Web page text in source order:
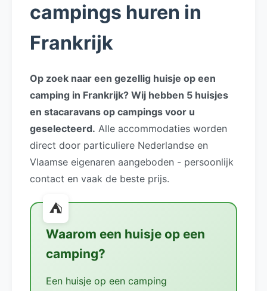
campings huren in
Frankrijk
Op zoek naar een gezellig huisje op een
camping in Frankrijk? Wij hebben 5 huisjes
en stacaravans op campings voor u
geselecteerd. Alle accommodaties worden
direct door particuliere Nederlandse en
Vlaamse eigenaren aangeboden - persoonlijk
contact en vaak de beste prijs.
Waarom een huisje op een
camping?
Een huisje op een camping